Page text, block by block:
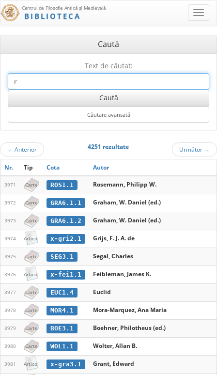
Centrul de Filosofie Antică şi Medievală
BIBLIOTECA
Caută
Text de căutat:
← Anterior 4251 rezultate Următor →
Nr. Tip Cota Autor
3971 Carte ROS1.1 Rosemann, Philipp W.
3972 Carte GRA6.1.1 Graham, W. Daniel (ed.)
3973 Carte GRA6.1.2 Graham, W. Daniel (ed.)
3974 Articol x-gri2.1 Grijs, F. J. A. de
3975 Carte SEG3.1 Segal, Charles
3976 Articol x-fei1.1 Feibleman, James K.
3977 Carte EUC1.4 Euclid
3978 Carte MOR4.1 Mora-Marquez, Ana María
3979 Carte BOE3.1 Boehner, Philotheus (ed.)
3980 Carte WOL1.1 Wolter, Allan B.
3981 Articol x-gra3.1 Grant, Edward